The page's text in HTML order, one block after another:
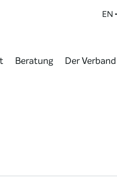
EN
Beratung Der Verband